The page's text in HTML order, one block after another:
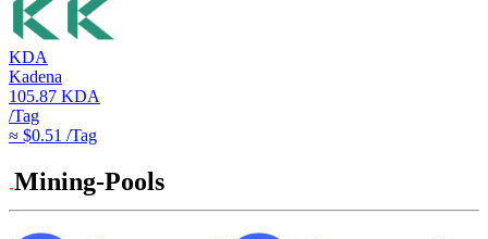
KDA
Kadena
105.87 KDA
/Tag
≈ $0.51 /Tag
Mining-Pools